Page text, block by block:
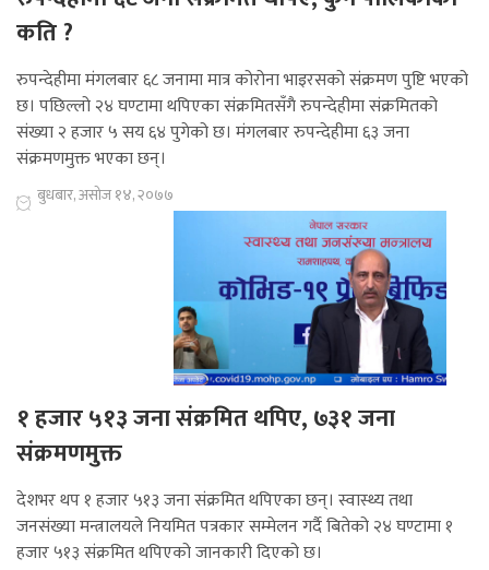
कति ?
रुपन्देहीमा मंगलबार ६८ जनामा मात्र कोरोना भाइरसको संक्रमण पुष्टि भएको
छ। पछिल्लो २४ घण्टामा थपिएका संक्रमितसँगै रुपन्देहीमा संक्रमितको
संख्या २ हजार ५ सय ६४ पुगेको छ। मंगलबार रुपन्देहीमा ६३ जना
संक्रमणमुक्त भएका छन्।
बुधबार, असोज १४, २०७७
१ हजार ५१३ जना संक्रमित थपिए, ७३१ जना
संक्रमणमुक्त
देशभर थप १ हजार ५१३ जना संक्रमित थपिएका छन्। स्वास्थ्य तथा
जनसंख्या मन्त्रालयले नियमित पत्रकार सम्मेलन गर्दै बितेको २४ घण्टामा १
हजार ५१३ संक्रमित थपिएको जानकारी दिएको छ।